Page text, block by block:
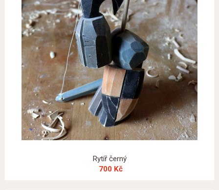
Rytíř černý
700 Kč